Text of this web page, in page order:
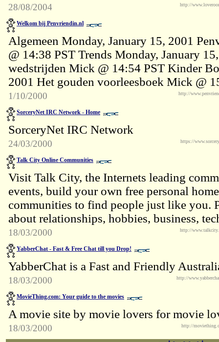
28/08/2004 http://
Welkom bij Penvriendin.nl
Algemeen Monday, January 15, 2001
@ 14:38 PST Trends Monday, January
wedstrijden Mick @ 14:54 PST Kinder
2001 Het gouden voorleesboek Mick @
1/10/2000 http://
SorceryNet IRC Network - Home
SorceryNet IRC Network
24/03/2000 https://
Talk City Online Communities
Visit Talk City, the Internets leading
events, build your own free personal
communities to find people just like you.
about relationships, hobbies, business,
18/03/2000 http://
YabberChat - Fast & Free Chat till you Drop!
YabberChat is a Fast and Friendly
18/03/2000 http://
MovieThing.com: Your guide to the movies
A movie site by movie lovers for movie
18/03/2000 http://